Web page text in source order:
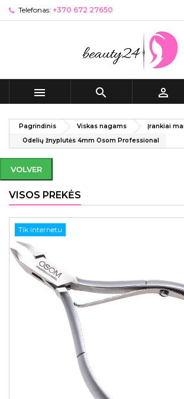
Telefonas: +370 672 27650
  
Pagrindinis Viskas nagams
Įrankiai
Odelių žnyplutės 4mm Osom Professional
VOLVER
VISOS PREKĖS
Tik internetu